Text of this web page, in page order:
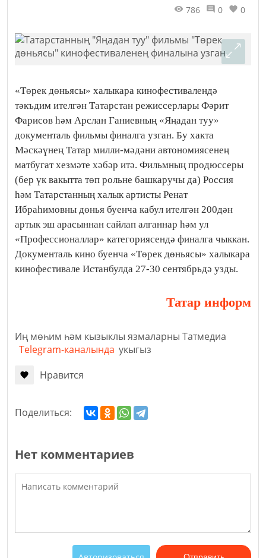
786 0 0
«Төрек дөньясы» халыкара кинофестивалендә
тәкъдим ителгән Татарстан режиссерлары Фәрит
Фарисов һәм Арслан Ганиевның «Яңадан туу»
документаль фильмы финалга узган. Бу хакта
Мәскәүнең Татар милли-мәдәни автономиясенең
матбугат хезмәте хәбәр итә. Фильмның продюссеры
(бер үк вакытта төп рольне башкаручы да) Россия
һәм Татарстанның халык артисты Ренат
Ибраһимовны дөнья буенча кабул ителгән 200дән
артык эш арасыннан сайлап алганнар һәм ул
«Профессионаллар» категориясендә финалга чыккан.
Документаль кино буенча «Төрек дөньясы» халыкара
кинофестивале Истанбулда 27-30 сентябрьдә узды.
Татар информ
Иң мөһим һәм кызыклы язмаларны Татмедиа
Telegram-каналында укыгыз
Нравится
Поделиться:
Нет комментариев